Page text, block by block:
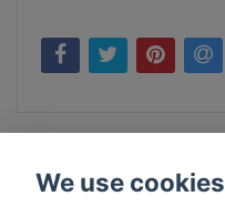
We use cookies